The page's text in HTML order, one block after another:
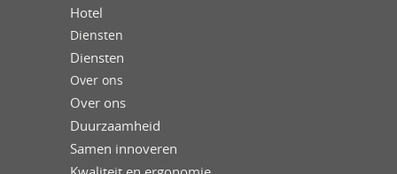
Hotel
Diensten
Diensten
Over ons
Over ons
Duurzaamheid
Samen innoveren